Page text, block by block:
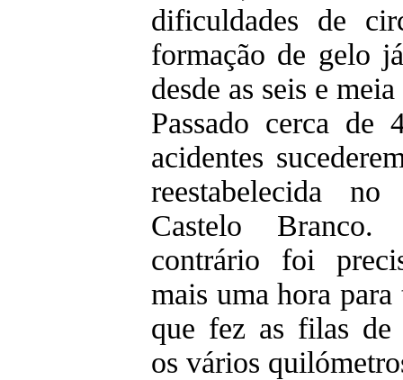
dificuldades de
formação de gelo
desde as seis e
Passado cerca de
acidentes
reestabelecida
Castelo
contrário foi
mais uma hora
que fez as filas de
os vários